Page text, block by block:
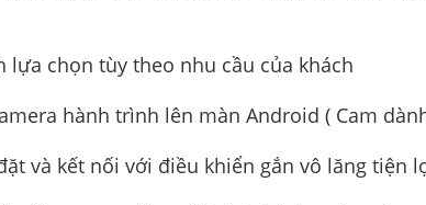
lựa chọn tùy theo nhu cầu của khách
hành trình lên màn Android ( Cam
và kết nối với điều khiển gắn vô lăng tiện